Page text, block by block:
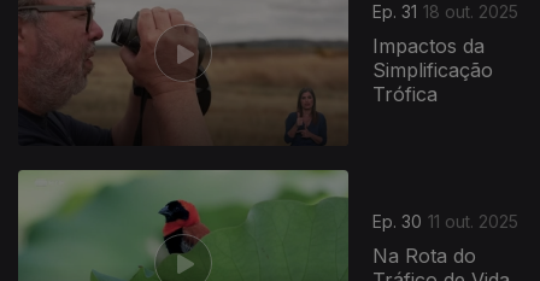
Ep. 31 18 out. 2025
Impactos da
Simplificação
Trófica
Ep. 30 11 out. 2025
Na Rota do